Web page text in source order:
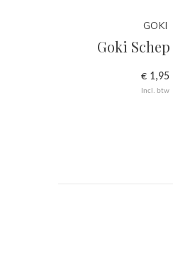
GOKI
Goki
€ 1,95
Incl. btw